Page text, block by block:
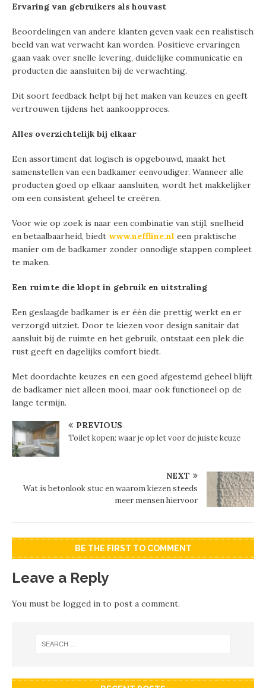
Ervaring van gebruikers als houvast
Beoordelingen van andere klanten geven vaak een realistisch
beeld van wat verwacht kan worden. Positieve ervaringen
gaan vaak over snelle levering, duidelijke communicatie en
producten die aansluiten bij de verwachting.
Dit soort feedback helpt bij het maken van keuzes en geeft
vertrouwen tijdens het aankoopproces.
Alles overzichtelijk bij elkaar
Een assortiment dat logisch is opgebouwd, maakt het
samenstellen van een badkamer eenvoudiger. Wanneer alle
producten goed op elkaar aansluiten, wordt het makkelijker
om een consistent geheel te creëren.
Voor wie op zoek is naar een combinatie van stijl, snelheid
en betaalbaarheid, biedt www.neffline.nl een praktische
manier om de badkamer zonder onnodige stappen compleet
te maken.
Een ruimte die klopt in gebruik en uitstraling
Een geslaagde badkamer is er één die prettig werkt en er
verzorgd uitziet. Door te kiezen voor design sanitair dat
aansluit bij de ruimte en het gebruik, ontstaat een plek die
rust geeft en dagelijks comfort biedt.
Met doordachte keuzes en een goed afgestemd geheel blijft
de badkamer niet alleen mooi, maar ook functioneel op de
lange termijn.
PREVIOUS
Toilet kopen: waar je op let voor de juiste keuze
NEXT
Wat is betonlook stuc en waarom kiezen steeds
meer mensen hiervoor
BE THE FIRST TO COMMENT
Leave a Reply
You must be logged in to post a comment.